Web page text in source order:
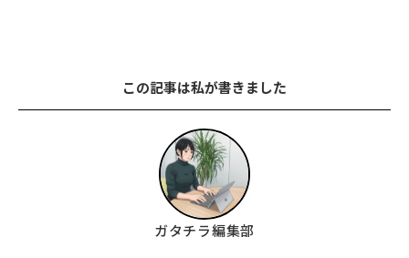
この記事は私が書きました
ガタチラ編集部